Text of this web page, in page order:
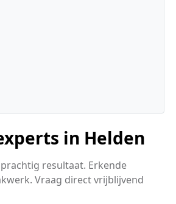
in Helden
resultaat. Erkende
Vraag direct vrijblijvend